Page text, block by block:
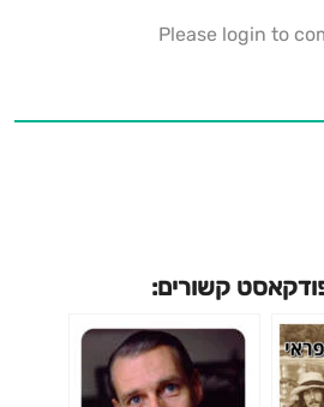
Please login to
קשורים: